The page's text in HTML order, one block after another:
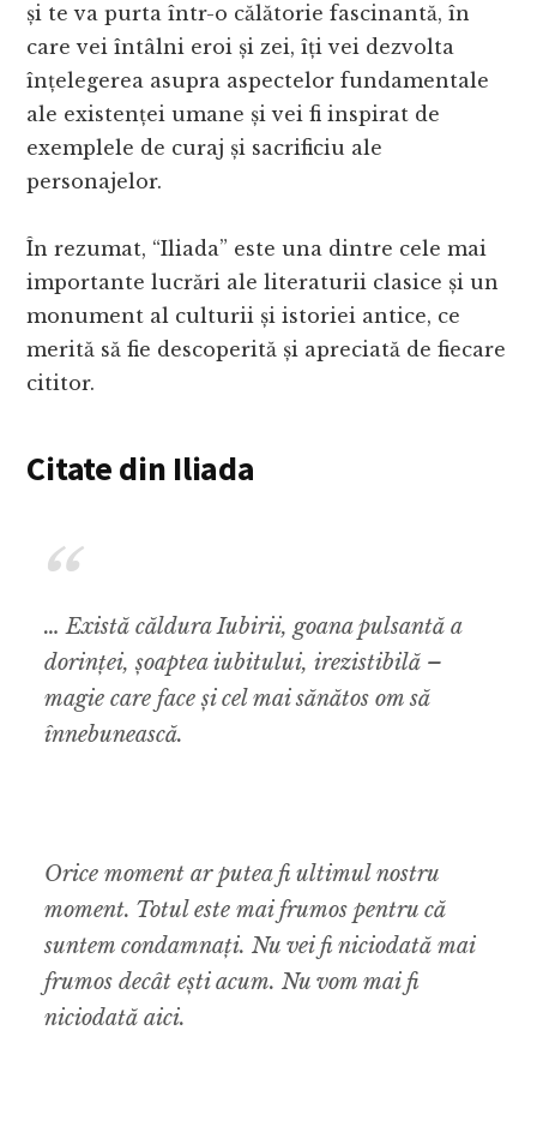
și te va purta într-o călătorie fascinantă, în
care vei întâlni eroi și zei, îți vei dezvolta
înțelegerea asupra aspectelor fundamentale
ale existenței umane și vei fi inspirat de
exemplele de curaj și sacrificiu ale
personajelor.
În rezumat, “Iliada” este una dintre cele mai
importante lucrări ale literaturii clasice și un
monument al culturii și istoriei antice, ce
merită să fie descoperită și apreciată de fiecare
cititor.
Citate din Iliada
… Există căldura Iubirii, goana pulsantă a
dorinței, șoaptea iubitului, irezistibilă –
magie care face și cel mai sănătos om să
înnebunească.
Orice moment ar putea fi ultimul nostru
moment. Totul este mai frumos pentru că
suntem condamnați. Nu vei fi niciodată mai
frumos decât ești acum. Nu vom mai fi
niciodată aici.